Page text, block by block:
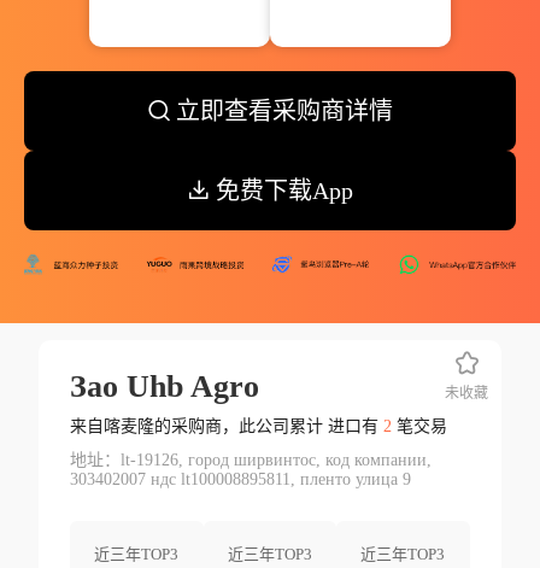
立即查看采购商详情
免费下载App
Зао Uhb Agro
来自喀麦隆的采购商，此公司累计 进口有 2笔交易
地址：lt-19126, город ширвинтос, код компании,
303402007 ндс lt100008895811, пленто улица 9
近三年TOP3
近三年TOP3
近三年TOP3
未收藏